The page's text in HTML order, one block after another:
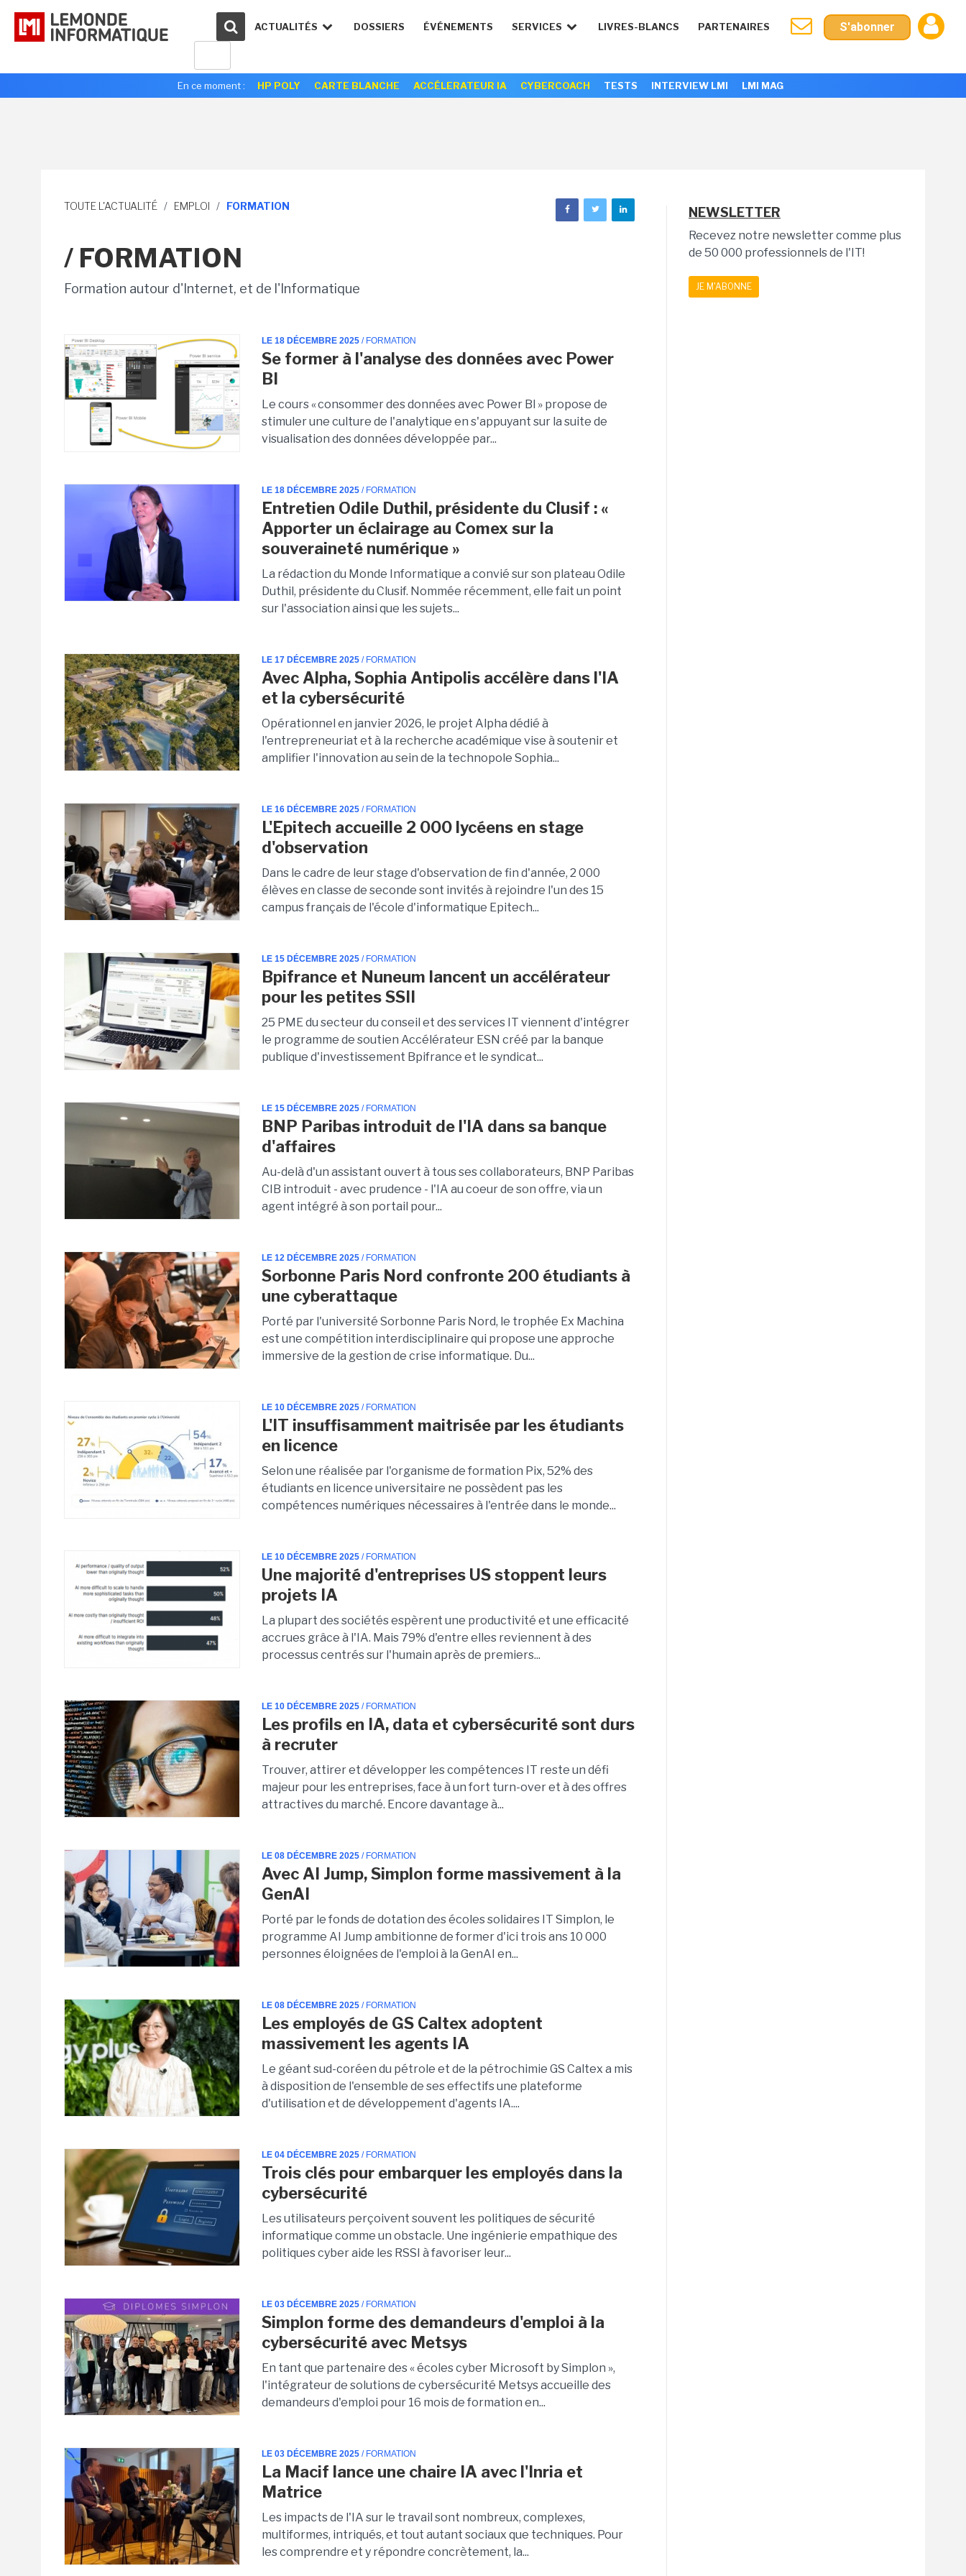
ACTUALITÉS DOSSIERS ÉVÉNEMENTS SERVICES LIVRES-BLANCS PARTENAIRES S'abonner
En ce moment : HP POLY CARTE BLANCHE ACCÉLERATEUR IA CYBERCOACH TESTS INTERVIEW LMI LMI MAG
TOUTE L'ACTUALITÉ / EMPLOI / FORMATION
/ FORMATION
Formation autour d'Internet, et de l'Informatique
LE 18 DÉCEMBRE 2025 / FORMATION
Se former à l'analyse des données avec Power
BI
Le cours « consommer des données avec Power BI » propose de
stimuler une culture de l'analytique en s'appuyant sur la suite de
visualisation des données développée par...
LE 18 DÉCEMBRE 2025 / FORMATION
Entretien Odile Duthil, présidente du Clusif : «
Apporter un éclairage au Comex sur la
souveraineté numérique »
La rédaction du Monde Informatique a convié sur son plateau Odile
Duthil, présidente du Clusif. Nommée récemment, elle fait un point
sur l'association ainsi que les sujets...
LE 17 DÉCEMBRE 2025 / FORMATION
Avec Alpha, Sophia Antipolis accélère dans l'IA
et la cybersécurité
Opérationnel en janvier 2026, le projet Alpha dédié à
l'entrepreneuriat et à la recherche académique vise à soutenir et
amplifier l'innovation au sein de la technopole Sophia...
LE 16 DÉCEMBRE 2025 / FORMATION
L'Epitech accueille 2 000 lycéens en stage
d'observation
Dans le cadre de leur stage d'observation de fin d'année, 2 000
élèves en classe de seconde sont invités à rejoindre l'un des 15
campus français de l'école d'informatique Epitech...
LE 15 DÉCEMBRE 2025 / FORMATION
Bpifrance et Nuneum lancent un accélérateur
pour les petites SSII
25 PME du secteur du conseil et des services IT viennent d'intégrer
le programme de soutien Accélérateur ESN créé par la banque
publique d'investissement Bpifrance et le syndicat...
LE 15 DÉCEMBRE 2025 / FORMATION
BNP Paribas introduit de l'IA dans sa banque
d'affaires
Au-delà d'un assistant ouvert à tous ses collaborateurs, BNP Paribas
CIB introduit - avec prudence - l'IA au coeur de son offre, via un
agent intégré à son portail pour...
LE 12 DÉCEMBRE 2025 / FORMATION
Sorbonne Paris Nord confronte 200 étudiants à
une cyberattaque
Porté par l'université Sorbonne Paris Nord, le trophée Ex Machina
est une compétition interdisciplinaire qui propose une approche
immersive de la gestion de crise informatique. Du...
LE 10 DÉCEMBRE 2025 / FORMATION
L'IT insuffisamment maitrisée par les étudiants
en licence
Selon une réalisée par l'organisme de formation Pix, 52% des
étudiants en licence universitaire ne possèdent pas les
compétences numériques nécessaires à l'entrée dans le monde...
LE 10 DÉCEMBRE 2025 / FORMATION
Une majorité d'entreprises US stoppent leurs
projets IA
La plupart des sociétés espèrent une productivité et une efficacité
accrues grâce à l'IA. Mais 79% d'entre elles reviennent à des
processus centrés sur l'humain après de premiers...
LE 10 DÉCEMBRE 2025 / FORMATION
Les profils en IA, data et cybersécurité sont durs
à recruter
Trouver, attirer et développer les compétences IT reste un défi
majeur pour les entreprises, face à un fort turn-over et à des offres
attractives du marché. Encore davantage à...
LE 08 DÉCEMBRE 2025 / FORMATION
Avec AI Jump, Simplon forme massivement à la
GenAI
Porté par le fonds de dotation des écoles solidaires IT Simplon, le
programme AI Jump ambitionne de former d'ici trois ans 10 000
personnes éloignées de l'emploi à la GenAI en...
LE 08 DÉCEMBRE 2025 / FORMATION
Les employés de GS Caltex adoptent
massivement les agents IA
Le géant sud-coréen du pétrole et de la pétrochimie GS Caltex a mis
à disposition de l'ensemble de ses effectifs une plateforme
d'utilisation et de développement d'agents IA....
LE 04 DÉCEMBRE 2025 / FORMATION
Trois clés pour embarquer les employés dans la
cybersécurité
Les utilisateurs perçoivent souvent les politiques de sécurité
informatique comme un obstacle. Une ingénierie empathique des
politiques cyber aide les RSSI à favoriser leur...
LE 03 DÉCEMBRE 2025 / FORMATION
Simplon forme des demandeurs d'emploi à la
cybersécurité avec Metsys
En tant que partenaire des « écoles cyber Microsoft by Simplon »,
l'intégrateur de solutions de cybersécurité Metsys accueille des
demandeurs d'emploi pour 16 mois de formation en...
LE 03 DÉCEMBRE 2025 / FORMATION
La Macif lance une chaire IA avec l'Inria et
Matrice
Les impacts de l'IA sur le travail sont nombreux, complexes,
multiformes, intriqués, et tout autant sociaux que techniques. Pour
les comprendre et y répondre concrètement, la...
NEWSLETTER
Recevez notre newsletter comme plus
de 50 000 professionnels de l'IT!
JE M'ABONNE